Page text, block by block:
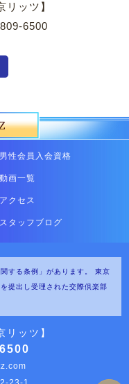
ッツ】
6500
男性会員入会資格
動画一覧
アクセス
スタッフブログ
する条例」があります。
東京
提出し受理された交際倶楽部
リッツ】